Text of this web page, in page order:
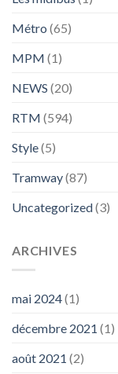
Métro (65)
MPM (1)
NEWS (20)
RTM (594)
Style(5)
Tramway(87)
Uncategorized(3)
ARCHIVES
mai 2024(1)
décembre 2021 (1)
août 2021 (2)